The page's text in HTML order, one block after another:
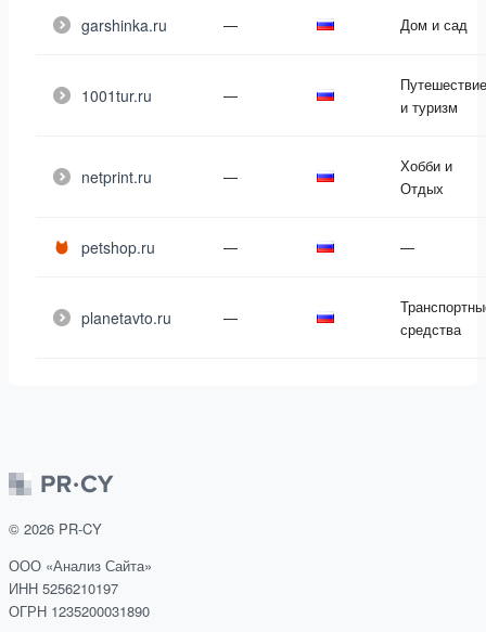
garshinka.ru — Дом и сад
1001tur.ru —
Путешествие
и туризм
netprint.ru —
Хобби и
Отдых
petshop.ru — —
planetavto.ru —
средства
© 2026 PR-CY
ООО «Анализ Сайта»
ИНН 5256210197
ОГРН 1235200031890